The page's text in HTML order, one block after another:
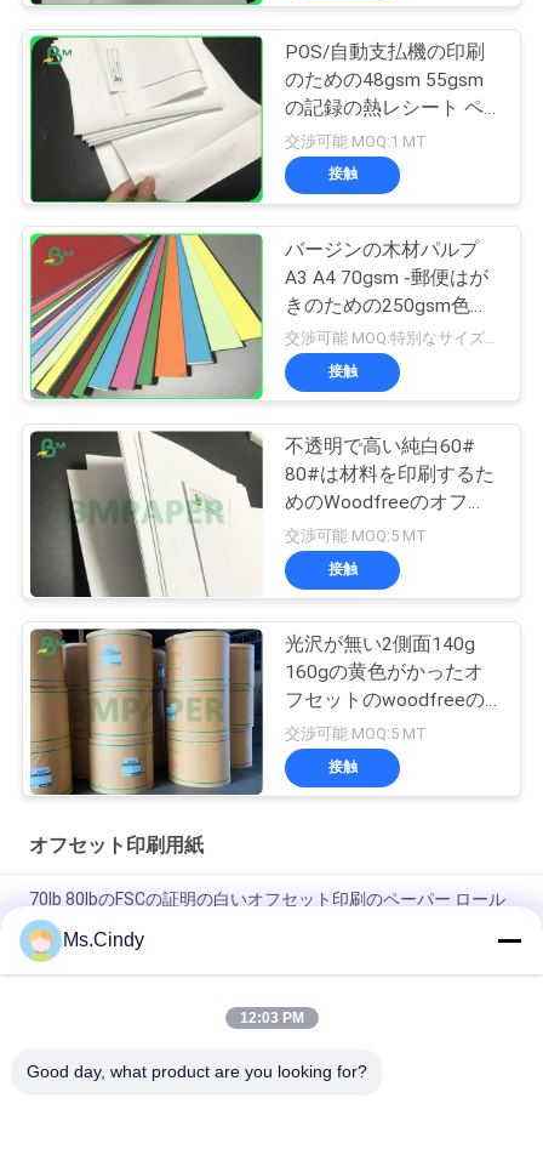
POS/自動支払機の印刷
のための48gsm 55gsm
の記録の熱レシート ペ
ーパー ロールスロイス
交渉可能 MOQ:1 MT
接触
バージンの木材パルプ
A3 A4 70gsm -郵便はが
きのための250gsm色の
Woodfreeのペーパー
交渉可能 MOQ:特別なサイズの共通のサイズ及び10トンのための1トン
接触
不透明で高い純白60#
80#は材料を印刷するた
めのWoodfreeのオフセ
ットのペーパーをショー
トメッセージを送る
交渉可能 MOQ:5 MT
接触
光沢が無い2側面140g
160gの黄色がかったオ
フセットのwoodfreeの
ペーパー/アイボリーの
本のペーパー
交渉可能 MOQ:5 MT
接触
オフセット印刷用紙
70lb 80lbのFSCの証明の白いオフセット印刷のペーパー ロール
ロールのサイズ650/800mmの高い剛さそして機械強さのオフ
セット印刷のペーパー
演習帳のための白く光沢が無いWoodfreeのオフセット印刷のペ
Ms.Cindy
12:03 PM
Good day, what product are you looking for?